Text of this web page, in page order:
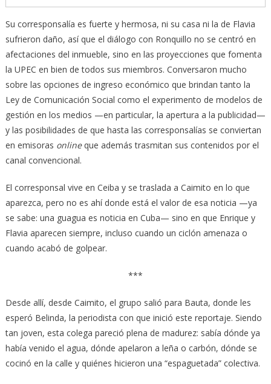
Su corresponsalía es fuerte y hermosa, ni su casa ni la de Flavia
sufrieron daño, así que el diálogo con Ronquillo no se centró en
afectaciones del inmueble, sino en las proyecciones que fomenta
la UPEC en bien de todos sus miembros. Conversaron mucho
sobre las opciones de ingreso económico que brindan tanto la
Ley de Comunicación Social como el experimento de modelos de
gestión en los medios —en particular, la apertura a la publicidad—
y las posibilidades de que hasta las corresponsalías se conviertan
en emisoras onlineque además trasmitan sus contenidos por el
canal convencional.
El corresponsal vive en Ceiba y se traslada a Caimito en lo que
aparezca, pero no es ahí donde está el valor de esa noticia —ya
se sabe: una guagua es noticia en Cuba— sino en que Enrique y
Flavia aparecen siempre, incluso cuando un ciclón amenaza o
cuando acabó de golpear.
***
Desde allí, desde Caimito, el grupo salió para Bauta, donde les
esperó Belinda, la periodista con que inició este reportaje. Siendo
tan joven, esta colega pareció plena de madurez: sabía dónde ya
había venido el agua, dónde apelaron a leña o carbón, dónde se
cocinó en la calle y quiénes hicieron una “espaguetada” colectiva.